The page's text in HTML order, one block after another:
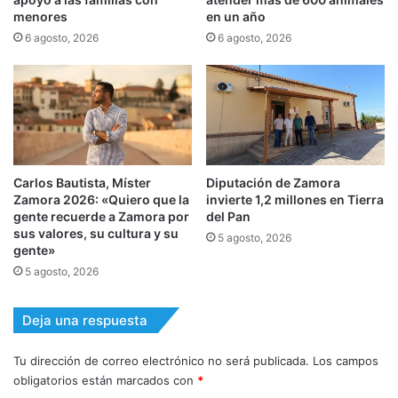
menores
6 agosto, 2026
en un año
6 agosto, 2026
Carlos Bautista, Míster
Zamora 2026: «Quiero que la
gente recuerde a Zamora por
sus valores, su cultura y su
gente»
5 agosto, 2026
Diputación de Zamora
invierte 1,2 millones en Tierra
del Pan
5 agosto, 2026
Deja una respuesta
Tu dirección de correo electrónico no será publicada. Los campos
obligatorios están marcados con *